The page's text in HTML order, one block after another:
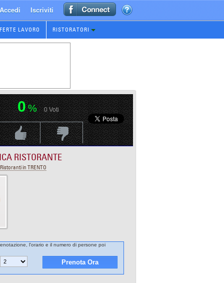
Accedi Iscriviti
LAVORO RISTORATORI
0% 0Voti
Voti PositivoVoti Negativo
RISTORANTE
Ristoranti in TRENTO
l'orario e il numero di persone poi